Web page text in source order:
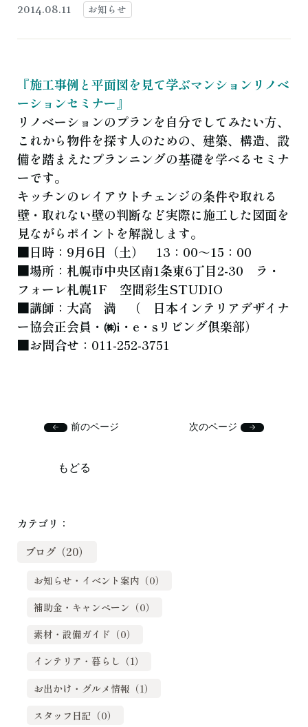
2014.08.11 お知らせ
『施工事例と平面図を見て学ぶマンションリノベ
ーションセミナー』
リノベーションのプランを自分でしてみたい方、
これから物件を探す人のための、建築、構造、設
備を踏まえたプランニングの基礎を学べるセミナ
ーです。
キッチンのレイアウトチェンジの条件や取れる
壁・取れない壁の判断など実際に施工した図面を
見ながらポイントを解説します。
■日時：9月6日（土） 13：00～15：00
■場所：札幌市中央区南1条東6丁目2-30 ラ・
フォーレ札幌1F 空間彩生STUDIO
■講師：大高 満 （ 日本インテリアデザイナ
ー協会正会員・㈱i・e・sリビング倶楽部）
■お問合せ：011-252-3751
前のページ
もどる
次のページ
カテゴリ：
ブログ（20）
お知らせ・イベント案内（0）
補助金・キャンペーン（0）
素材・設備ガイド（0）
インテリア・暮らし（1）
お出かけ・グルメ情報（1）
スタッフ日記（0）
よくある質問 お知らせ
ご相談・お問い合わせ